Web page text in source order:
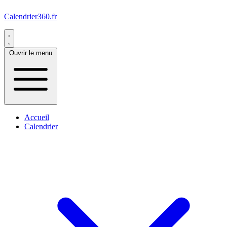
Calendrier360.fr
Ouvrir le menu
Accueil
Calendrier